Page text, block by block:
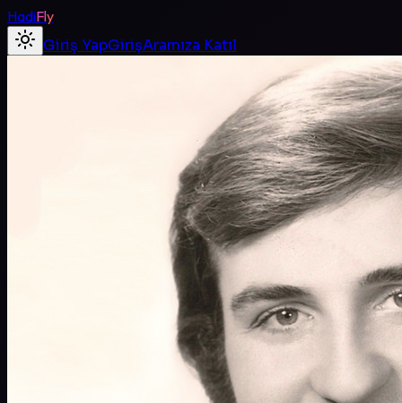
HadiFly
Giriş YapGirişAramıza Katıl